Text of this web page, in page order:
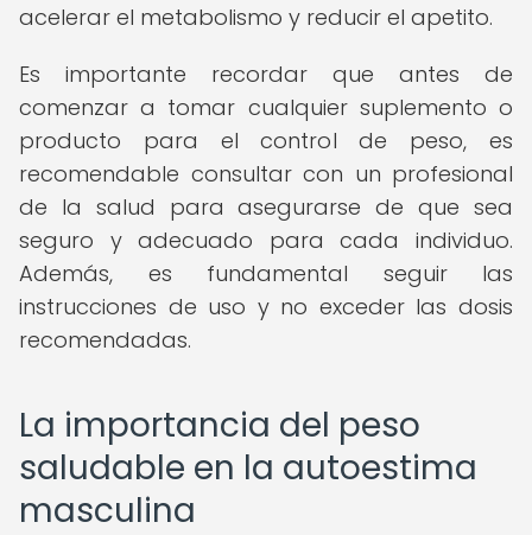
acelerar el metabolismo y reducir el apetito.
Es importante recordar que antes de
comenzar a tomar cualquier suplemento o
producto para el control de peso, es
recomendable consultar con un profesional
de la salud para asegurarse de que sea
seguro y adecuado para cada individuo.
Además, es fundamental seguir las
instrucciones de uso y no exceder las dosis
recomendadas.
La importancia del peso
saludable en la autoestima
masculina